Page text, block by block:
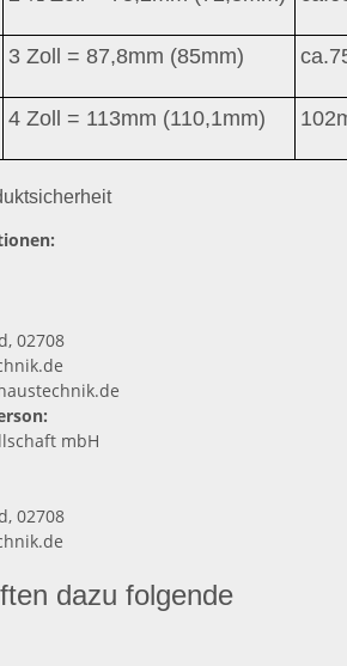
3 Zoll = 87,8mm (85mm)
4 Zoll = 113mm (110,1mm)
02708
mbH
02708
dazu folgende